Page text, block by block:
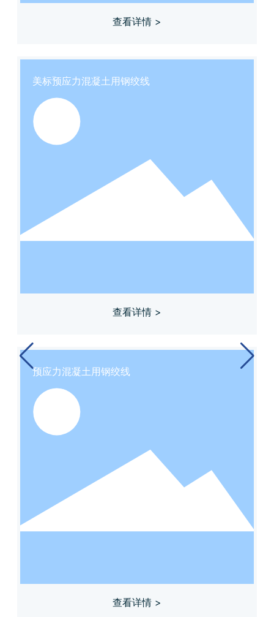
查看详情 >
美标预应力混凝土用钢绞线
查看详情 >
预应力混凝土用钢绞线
查看详情 >